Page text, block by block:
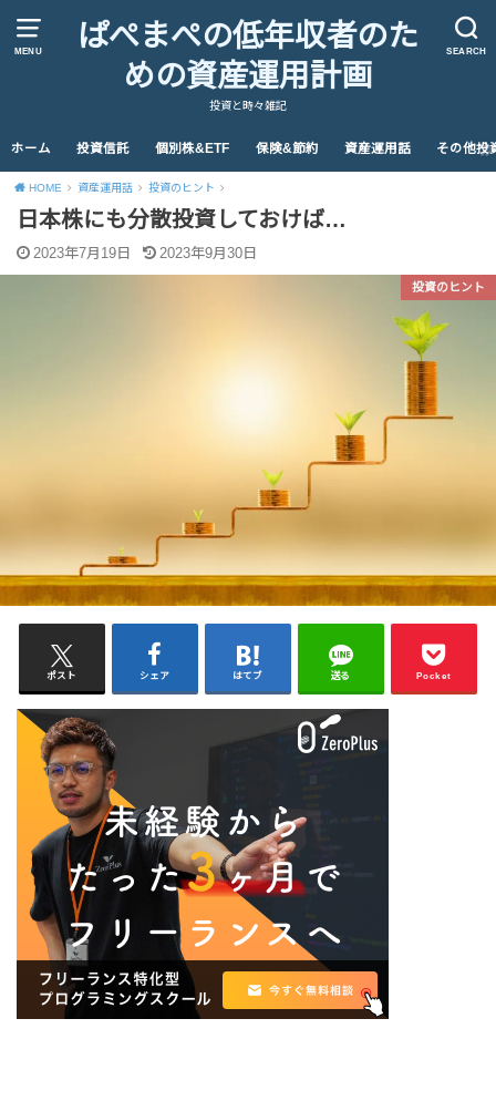
MENU SEARCH
ぱぺまぺの低年収者のた
めの資産運用計画
投資と時々雑記
ホーム 投資信託 個別株&ETF 保険&節約 資産運用話 その他投
HOME 資産運用話 投資のヒント
日本株にも分散投資しておけば…
2023年7月19日 2023年9月30日
投資のヒント
ポスト シェア はてブ 送る Pocket